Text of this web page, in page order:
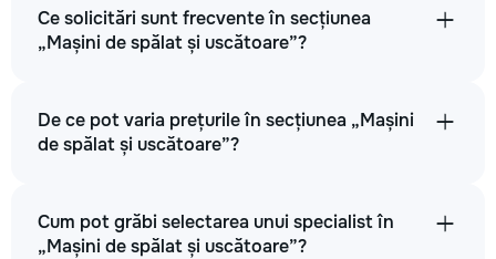
Ce solicitări sunt frecvente în secțiunea
„Mașini de spălat și uscătoare”?
De ce pot varia prețurile în secțiunea „Mașini
de spălat și uscătoare”?
Cum pot grăbi selectarea unui specialist în
„Mașini de spălat și uscătoare”?